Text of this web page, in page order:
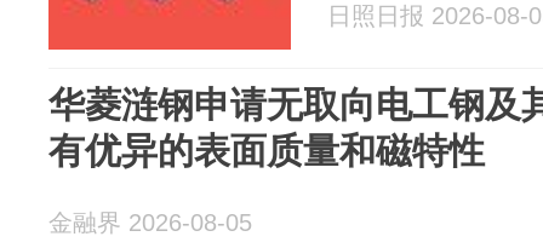
日照日报 2026-08-
华菱涟钢申请无取向电工钢及
有优异的表面质量和磁特性
金融界 2026-08-05